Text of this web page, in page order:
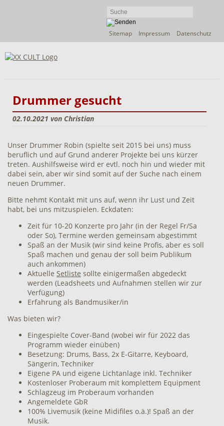
Navigation
Sitemap Impressum Datenschutz
Drummer gesucht
02.10.2021 von Christian
Unser Drummer Robin (spielte seit 2015 bei uns) muss
beruflich und auf Grund anderer Projekte bei uns kürzer
treten. Aushilfsweise wird er evtl. noch hin und wieder mit
dabei sein, aber wir sind somit auf der Suche nach einem
neuen Drummer.
Bitte nehmt Kontakt mit uns auf, wenn ihr Lust und Zeit
habt, bei uns mitzuspielen. Eckdaten:
Zeit für 10-20 Konzerte pro Jahr (in der Regel Fr/Sa
oder So), Termine werden gemeinsam abgestimmt
Spaß an der Musik (wir sind keine Profis, aber es soll
Spaß machen und genau der soll beim Publikum
auch ankommen)
Aktuelle Setliste sollte einigermaßen abgedeckt
werden (Leadsheets und Aufnahmen stellen wir zur
Verfügung)
Erfahrung als Bandmusiker/in
Was bieten wir?
Eingespielte Cover-Band (wobei wir für 2022 das
Programm wieder einüben)
Besetzung: Drums, Bass, 2x E-Gitarre, Keyboard,
Sängerin, Techniker
Eigene PA und eigene Lichtanlage inkl. Techniker
Kostenloser Proberaum mit komplettem Equipment
Schlagzeug im Proberaum vorhanden
Angemeldete GbR
100% Livemusik (keine Midifiles o.ä.)! Spaß an der
Musik.